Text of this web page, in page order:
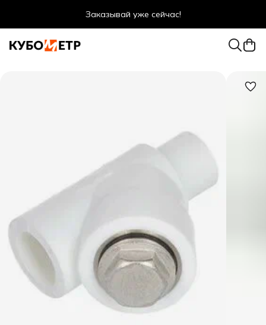
Заказывай уже сейчас!
Оптовые цены даже для физ. лиц